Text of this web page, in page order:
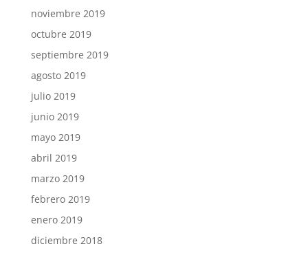
noviembre 2019
octubre 2019
septiembre 2019
agosto 2019
julio 2019
junio 2019
mayo 2019
abril 2019
marzo 2019
febrero 2019
enero 2019
diciembre 2018